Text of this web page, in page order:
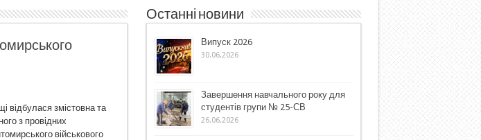
відбулася змістовна та
з провідних
військового
Останні новини
Випуск 2026
30.06.2026
Завершення навчального року для
студентів групи № 25-СВ
26.06.2026